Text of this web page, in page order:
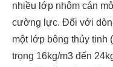
nhiều lớp nhôm cán
cường lực. Đối với
một lớp bông thủy tinh
trọng 16kg/m3 đến